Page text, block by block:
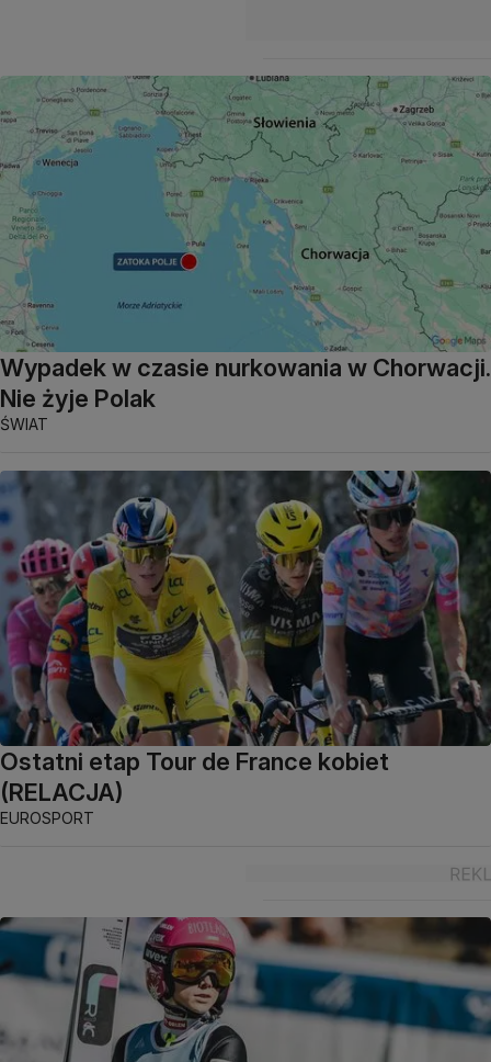
Wypadek w czasie nurkowania w Chorwacji.
Nie żyje Polak
ŚWIAT
Ostatni etap Tour de France kobiet
(RELACJA)
EUROSPORT